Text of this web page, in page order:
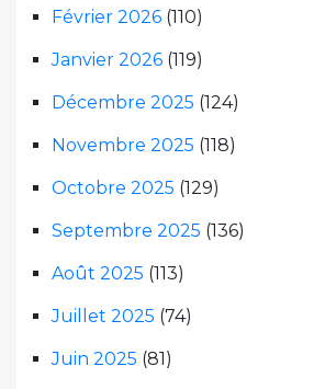
Février 2026 (110)
Janvier 2026 (119)
Décembre 2025 (124)
Novembre 2025 (118)
Octobre 2025 (129)
Septembre 2025 (136)
Août 2025 (113)
Juillet 2025 (74)
Juin 2025 (81)